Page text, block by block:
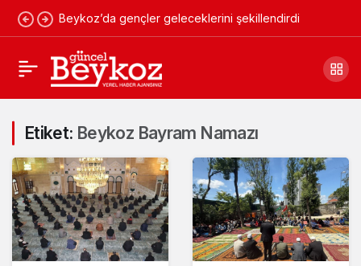
Beykoz’da gençler geleceklerini şekillendirdi
Etiket: Beykoz Bayram Namazı